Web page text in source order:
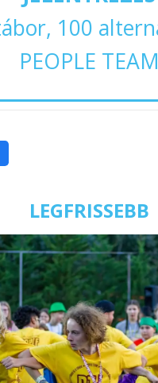
100
PEOPLE TEAM
LEGFRISSEBB